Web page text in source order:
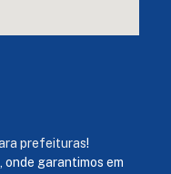
prefeituras!
onde garantimos em